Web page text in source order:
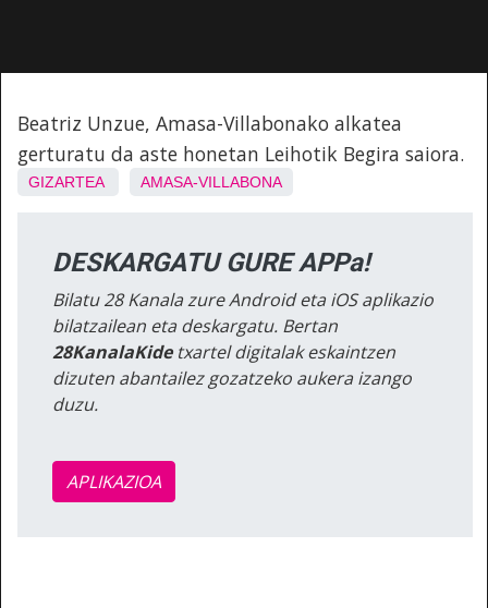
Beatriz Unzue, Amasa-Villabonako alkatea
gerturatu da aste honetan Leihotik Begira saiora.
GIZARTEA AMASA-VILLABONA
DESKARGATU GURE APPa!
Bilatu 28 Kanala zure Android eta iOS aplikazio
bilatzailean eta deskargatu. Bertan
28KanalaKidetxartel digitalak eskaintzen
dizuten abantailez gozatzeko aukera izango
duzu.
APLIKAZIOA